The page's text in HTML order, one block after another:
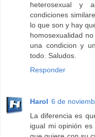
heterosexual y
condiciones
lo que son y hay
homosexualidad
una condicion y
todo. Saludos.
Responder
Harol 6 de
La diferencia es
igual mi opinión